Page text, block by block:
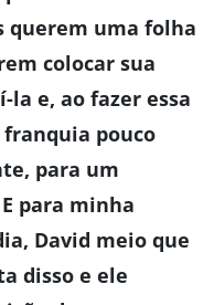
querem uma folha
colocar sua
la e, ao fazer essa
pouco
para um
para minha
David meio que
disso e ele